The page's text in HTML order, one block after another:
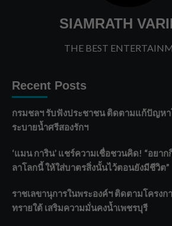
SIAMRATH
THE BEST
Recent Posts
กรมชลฯ รับฟังประชาชน ติดตามแก้ปัญหา
ระบายน้ำศรีสองรักฯ
‘แมน การิน’ แชร์ความเชื่อชวนคิด! “อยา
ลาโลกนี้ ให้ใส่บาตรสิ่งนั้นไว้ตอนยังมีชีวิต”
ราชเลขานุการในพระองค์ฯ ติดตามโครงก
ทรายใต้ เสริมความมั่นคงน้ำเพชรบุรี